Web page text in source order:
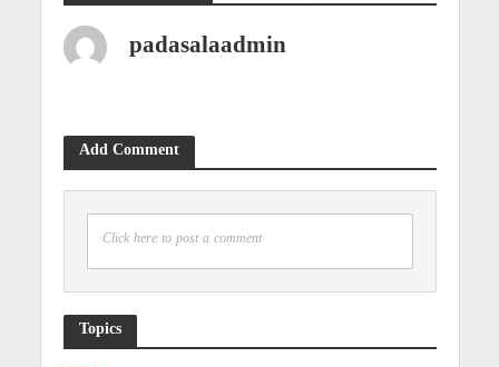
padasalaadmin
Add Comment
Click here to post a comment
Topics